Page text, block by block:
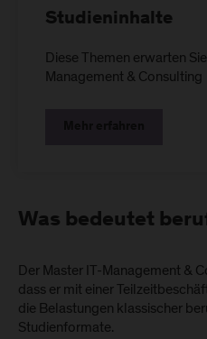
Studieninhalte
Diese Themen erwarten
Management & Consulting
Was bedeutet
Der Master IT-Management &
dass er mit einer
die Belastungen klassischer
Studienformate.